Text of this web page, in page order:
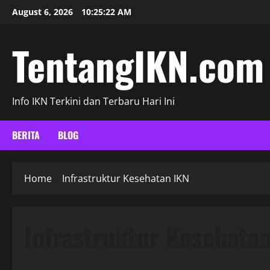
SkipAugust 6, 2026 10:25:23 AM
TentangIKN.com
Info IKN Terkini dan Terbaru Hari Ini
BERITA BLOG
Home Infrastruktur Kesehatan IKN